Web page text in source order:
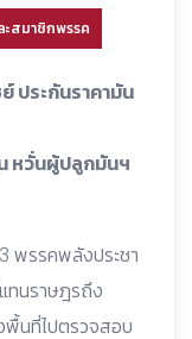
ะสมาชิกพรรค
ประกันราคามัน
หวั่นผู้ปลูกมันฯ
พรรคพลังประชา
ทนราษฎรถึง
นที่ไปตรวจสอบ